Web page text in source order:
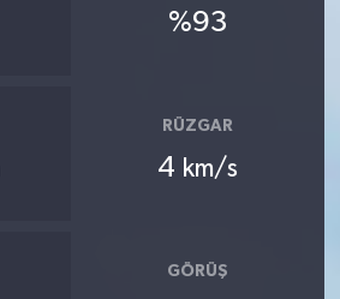
%93
RÜZGAR
4 km/s
GÖRÜŞ